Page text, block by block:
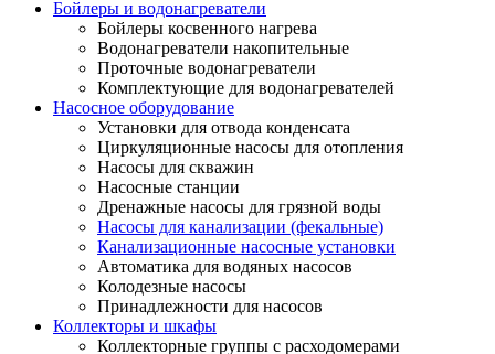
Бойлеры и водонагреватели
Бойлеры косвенного нагрева
Водонагреватели накопительные
Проточные водонагреватели
Комплектующие для водонагревателей
Насосное оборудование
Установки для отвода конденсата
Циркуляционные насосы для отопления
Насосы для скважин
Насосные станции
Дренажные насосы для грязной воды
Насосы для канализации (фекальные)
Канализационные насосные установки
Автоматика для водяных насосов
Колодезные насосы
Принадлежности для насосов
Коллекторы и шкафы
Коллекторные группы с расходомерами